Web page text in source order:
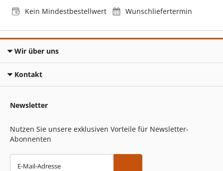
Kein Mindestbestellwert
Wunschliefertermin
Wir über uns
Kontakt
Newsletter
Nutzen Sie unsere exklusiven Vorteile für Newsletter-
Abonnenten
E-Mail-Adresse